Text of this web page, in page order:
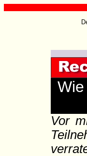
Vor